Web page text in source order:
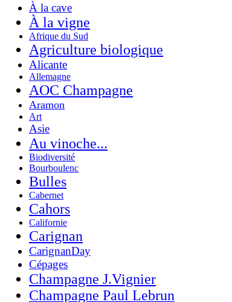
À la cave
À la vigne
Afrique du Sud
Agriculture biologique
Alicante
Allemagne
AOC Champagne
Aramon
Art
Asie
Au vinoche...
Biodiversité
Bourboulenc
Bulles
Cabernet
Cahors
Californie
Carignan
CarignanDay
Cépages
Champagne J.Vignier
Champagne Paul Lebrun